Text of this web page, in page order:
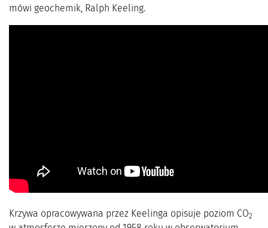
mówi geochemik, Ralph Keeling.
Krzywa opracowywana przez Keelinga opisuje poziom CO2